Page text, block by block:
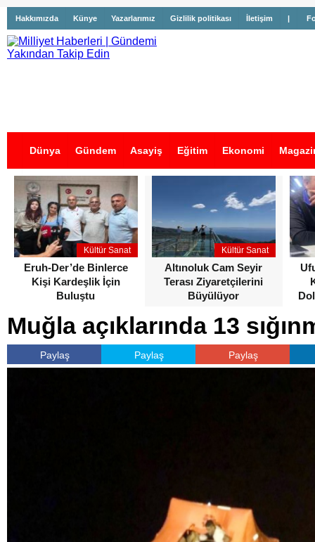
Hakkımızda Künye Yazarlarımız Gizlilik politikası İletişim |
Dünya Gündem Asayiş Eğitim Ekonomi
İş İlanları
Kültür Sanat
Eruh-Der’de Binlerce
Kişi Kardeşlik İçin
Buluştu
Kültür Sanat
Altınoluk Cam Seyir
Terası Ziyaretçilerini
Büyülüyor
Muğla açıklarında 13
Paylaş Paylaş Paylaş